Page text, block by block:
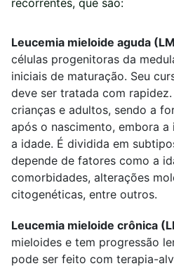
recorrentes, que são:
Leucemia mieloide aguda
células progenitoras da
iniciais de maturação. Seu
deve ser tratada com
crianças e adultos, sendo a
após o nascimento, embora
a idade. É dividida em
depende de fatores como a
comorbidades, alterações
citogenéticas, entre outros.
Leucemia mieloide crônica
mieloides e tem progressão
pode ser feito com terapia-